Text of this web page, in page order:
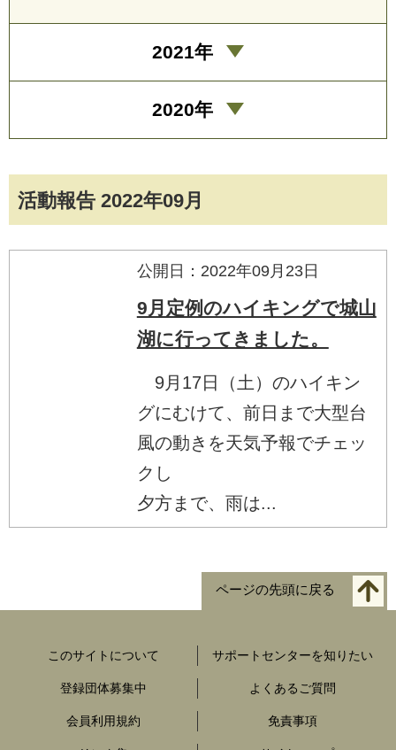
活動報告 2022年09月
公開日：2022年09月23日
9月定例のハイキングで城山
湖に行ってきました。
9月17日（土）のハイキン
グにむけて、前日まで大型台
風の動きを天気予報でチェッ
クし
夕方まで、雨は...
2021年
2020年
ページの先頭に戻る
このサイトについて サポートセンターを知りたい
登録団体募集中 よくあるご質問
会員利用規約 免責事項